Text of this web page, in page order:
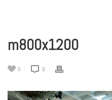
m800x1200
0 0